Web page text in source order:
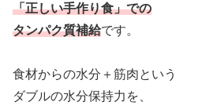
「正しい手作り食」での
タンパク質補給です。
食材からの水分＋筋肉という
ダブルの水分保持力を、